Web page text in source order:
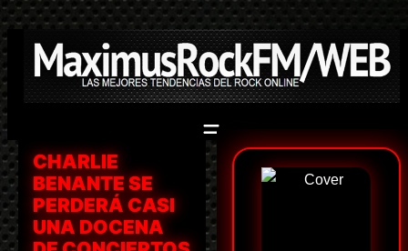
Saltar
al
contenido
CHARLIE
BENANTE SE
PERDERÁ CASI
UNA DOCENA